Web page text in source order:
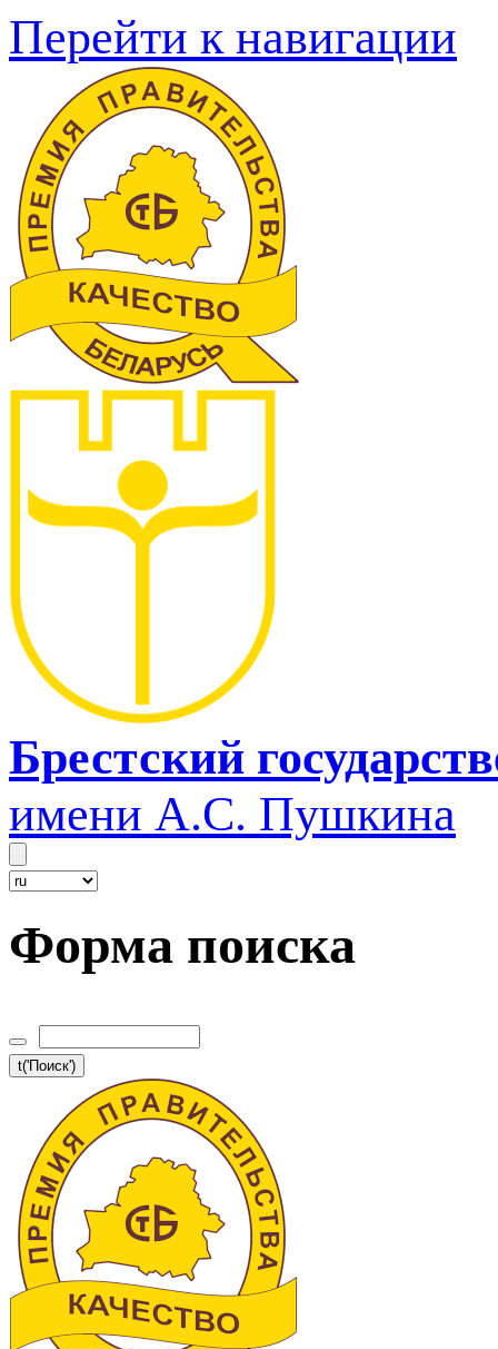
Перейти к навигации
Брестский
имени А.С. Пушкина
Форма поиска
t('Поиск')